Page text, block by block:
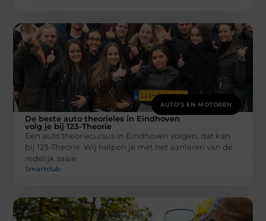
AUTO'S EN MOTOREN
De beste auto theorieles in Eindhoven
volg je bij 123-Theorie
Een auto theoriecursus in Eindhoven volgen, dat kan
bij 123-Theorie. Wij helpen je met het aanleren van de
redelijk saaie
Smartclub